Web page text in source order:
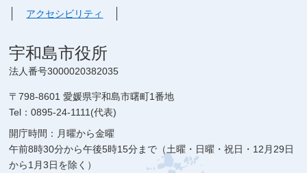
アクセシビリティ
宇和島市役所
法人番号3000020382035
〒798-8601 愛媛県宇和島市曙町1番地
Tel：0895-24-1111(代表)
開庁時間：月曜から金曜
午前8時30分から午後5時15分まで（土曜・日曜・祝日・12月29日
から1月3日を除く）